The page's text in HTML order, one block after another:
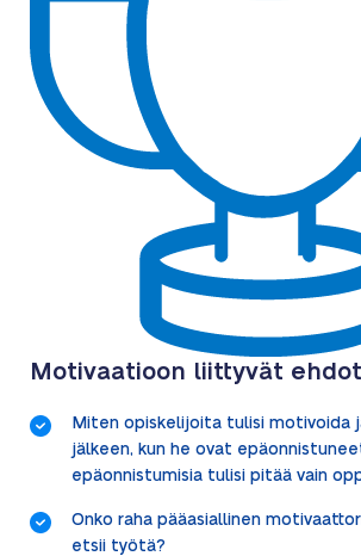
Motivaatioon liittyvät
Miten opiskelijoita tulisi motivoida
jälkeen, kun he ovat
epäonnistumisia tulisi pitää vain
Onko raha pääasiallinen
etsii työtä?